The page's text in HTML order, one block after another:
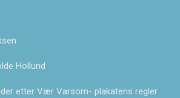
Hollund
etter Vær Varsom- plakatens regler